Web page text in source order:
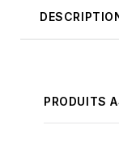
PRODUITS